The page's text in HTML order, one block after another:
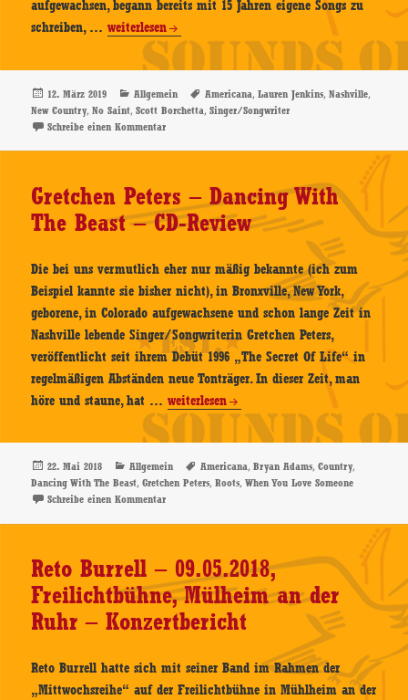
aufgewachsen, begann bereits mit 15 Jahren eigene Songs zu
schreiben, …Lauren
Jenkins
–
No
Saint
weiterlesen
Veröffentlicht
am
12. März 2019 Kategorien
Allgemein Schlagwörter
Americana,Lauren Jenkins,Nashville,
New Country,No Saint,Scott Borchetta,Singer/Songwriter
Schreibe einen Kommentarzu Lauren Jenkins – No Saint – CD-Review
Gretchen Peters – Dancing With
The Beast – CD-Review
Die bei uns vermutlich eher nur mäßig bekannte (ich zum
Beispiel kannte sie bisher nicht), in Bronxville, New York,
geborene, in Colorado aufgewachsene und schon lange Zeit in
Nashville lebende Singer/Songwriterin Gretchen Peters,
veröffentlicht seit ihrem Debüt 1996 „The Secret Of Life“ in
regelmäßigen Abständen neue Tonträger. In dieser Zeit, man
höre und staune, hat …Gretchen
Peters
–
Dancing
With
CD-
Review
weiterlesen
Veröffentlicht
am
22. Mai 2018 Kategorien
Allgemein Schlagwörter
Americana,Bryan Adams,Country,
Dancing With The Beast,Gretchen Peters,Roots,When You Love Someone
Schreibe einen Kommentarzu Gretchen Peters – Dancing With The Beast – CD-
Reto Burrell – 09.05.2018,
Freilichtbühne, Mülheim an der
Ruhr – Konzertbericht
Reto Burrell hatte sich mit seiner Band im Rahmen der
„Mittwochsreihe“ auf der Freilichtbühne in Mühlheim an der